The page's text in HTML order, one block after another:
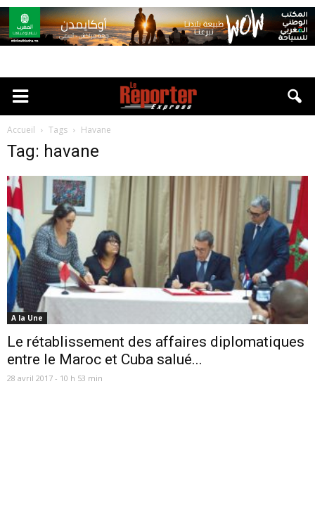
Accueil Tags Havane
Tag: havane
A la Une
Le rétablissement des affaires diplomatiques
entre le Maroc et Cuba salué...
28 avril 2017 - 10 h 53 min